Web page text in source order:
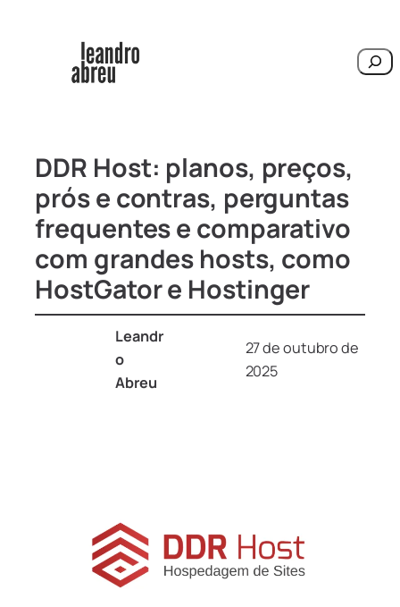
DDR Host: planos, preços,
prós e contras, perguntas
frequentes e comparativo
com grandes hosts, como
HostGator e Hostinger
Leandr
o
Abreu
27 de outubro de
2025